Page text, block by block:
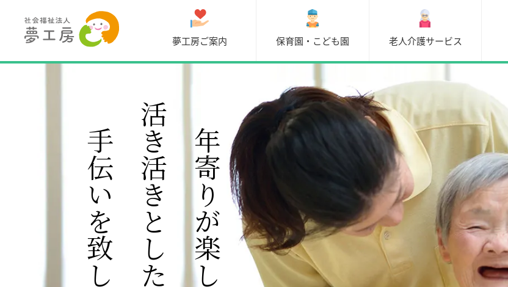
兵庫県たつの市にある社会福祉
法人夢工房の介護施設
夢工房ご案内 保育園・こども園 老人介護サービス
お年寄りが楽しく